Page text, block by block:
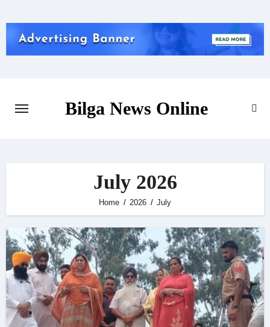
to
content
Bilga News Online
July 2026
Home 2026 July